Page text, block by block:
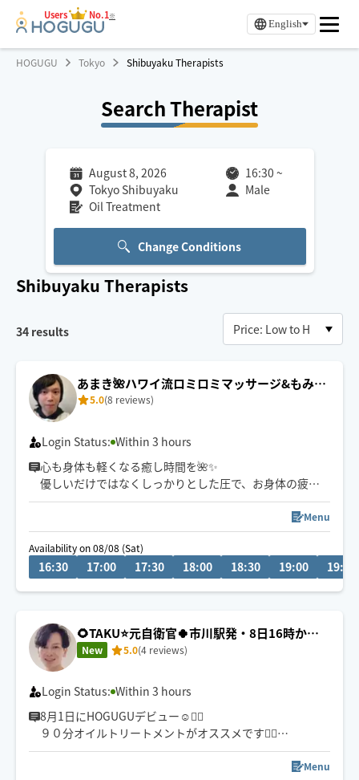
Users No.1※
English
HOGUGU Tokyo Shibuyaku Therapists
Search Therapist
August 8, 2026 16:30 ~
Tokyo Shibuyaku
Male
Oil Treatment
Change Conditions
Shibuyaku Therapists
34 results
あまき🌺ハワイ流ロミロミマッサージ&もみほ
ぐし
5.0(8 reviews)
Login Status: Within 3 hours
心も身体も軽くなる癒し時間を🌺✨
優しいだけではなくしっかりとした圧で、お身体の疲れ
を丁寧にケア🤲
日々の疲れを癒し、明日からまた頑張れるような時間を
ご提供いたします☺️
Menu
Availability on 08/08 (Sat)
16:30 17:00 17:30 18:00 18:30 19:00 19:30
🌻TAKU⭐️元自衛官🍀市川駅発・8日16時から
営業致します🙇オイルケアがオススメです✨️
New 5.0(4 reviews)
Login Status: Within 3 hours
8月1日にHOGUGUデビュー☺🙇‍♂️
９０分オイルトリートメントがオススメです🙇‍♂️
深部までアプローチ【安眠オイル】忙しい日常を忘れ、
Menu